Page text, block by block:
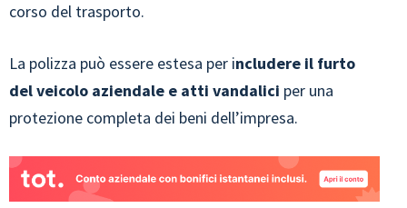
corso del trasporto.
La polizza può essere estesa per includere il furto
del veicolo aziendale e atti vandalici per una
protezione completa dei beni dell’impresa.